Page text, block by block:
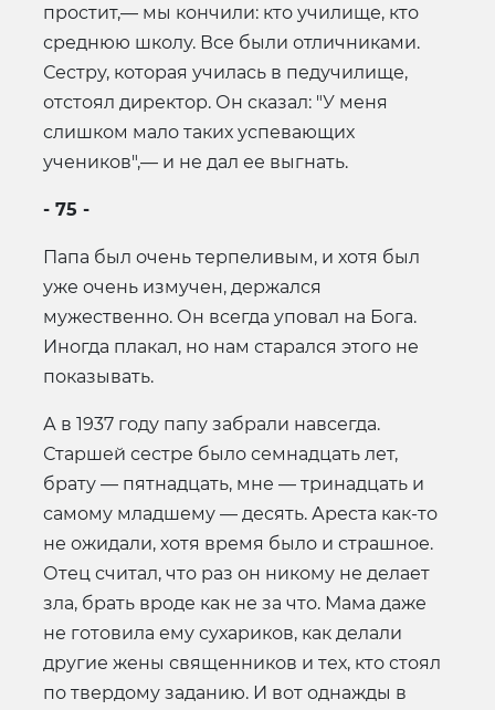
простит,— мы кончили: кто училище, кто
среднюю школу. Все были отличниками.
Сестру, которая училась в педучилище,
отстоял директор. Он сказал: "У меня
слишком мало таких успевающих
учеников",— и не дал ее выгнать.
- 75 -
Папа был очень терпеливым, и хотя был
уже очень измучен, держался
мужественно. Он всегда уповал на Бога.
Иногда плакал, но нам старался этого не
показывать.
А в 1937 году папу забрали навсегда.
Старшей сестре было семнадцать лет,
брату — пятнадцать, мне — тринадцать и
самому младшему — десять. Ареста как-то
не ожидали, хотя время было и страшное.
Отец считал, что раз он никому не делает
зла, брать вроде как не за что. Мама даже
не готовила ему сухариков, как делали
другие жены священников и тех, кто стоял
по твердому заданию. И вот однажды в